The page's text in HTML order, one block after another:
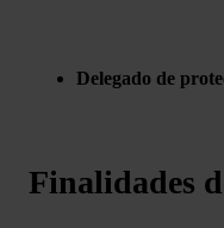
Delegado de
Finalidades